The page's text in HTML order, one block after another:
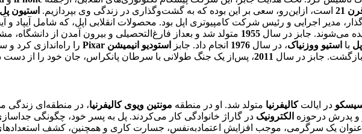
21 است، ازاین‌رو، سعی بر این بوده که به گشت‌و‌گذاری در زندگی وی بپردازیم. استیون
مدیر اجرایی و رئیس شرکت کامپیوتری اپل بود. محصولات انقلابی اپل، که شامل آیپاد و
می‌شوند. جابز در سال 1955 متولد شد و بعداز فارغ‌التحصیلی و بیرون آمدن از دانشگاه،
اپل با استیو ووزنیاک، در سال 1976 انجام داد. جابز استودیو انیمیشن Pixar
را راه‌اندازی کرد
بازگشت. جابز در سال 2011، پس‌از یک جنگ طولانی با سرطان پانکراس، جان خود را از دست
در ایالتکالیفرنیا متولد شد. او در منطقه مونتین ویوی کالیفرنیا، در منطقه‌ای زندگی
و پدرش درحوزه الکترونیک در گاراژ خانوادگی کار می‌کردند. پل به پسر خود، چگونگی
به‌عنوان یک سرگرمی، موجب افزایش اعتمادبه‌نفس، جسارت کاری و همچنین، کشف